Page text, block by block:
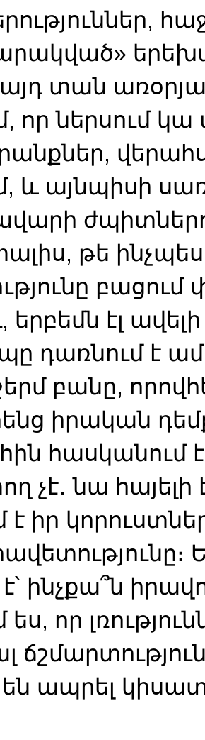
տան
որ ներսում
և այնպիսի
թե
երբեմն էլ
դառնում է
բանը,
իրական
չէ․ նա հայելի
է իր
ինչքա՞ն
ես, որ
են ապրել